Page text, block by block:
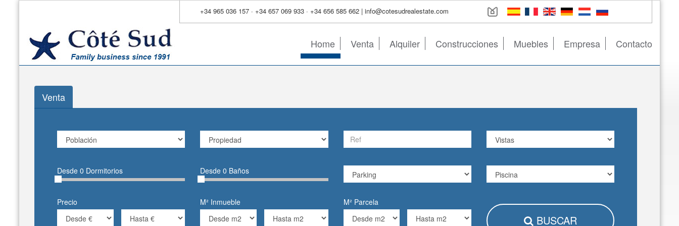
+34 965 036 157 · +34 657 069 933 · +34 656 585 662 | info@cotesudrealestate.com
Home Venta Alquiler Construcciones Muebles Empresa Contacto
Venta
Desde 0 Dormitorios Desde0 Baños
Precio M² Inmueble M² Parcela
BUSCAR